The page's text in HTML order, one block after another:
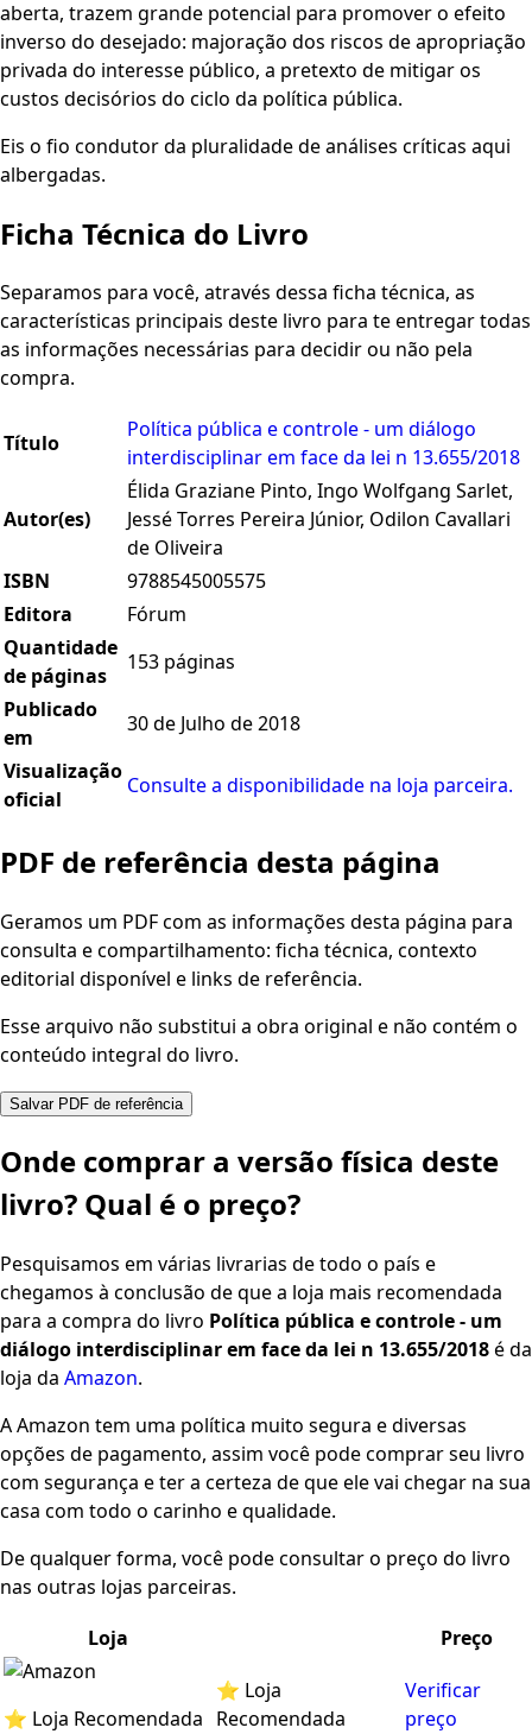
aberta, trazem grande potencial para promover o efeito
inverso do desejado: majoração dos riscos de apropriação
privada do interesse público, a pretexto de mitigar os
custos decisórios do ciclo da política pública.
Eis o fio condutor da pluralidade de análises críticas aqui
albergadas.
Ficha Técnica do Livro
Separamos para você, através dessa ficha técnica, as
características principais deste livro para te entregar todas
as informações necessárias para decidir ou não pela
compra.
Título
Política pública e controle - um diálogo
interdisciplinar em face da lei n 13.655/2018
Autor(es)
Élida Graziane Pinto, Ingo Wolfgang Sarlet,
Jessé Torres Pereira Júnior, Odilon Cavallari
de Oliveira
ISBN
9788545005575
Editora
Fórum
Quantidade
de páginas
153 páginas
Publicado
em
30 de Julho de 2018
Visualização
oficial
Consulte a disponibilidade na loja parceira.
PDF de referência desta página
Geramos um PDF com as informações desta página para
consulta e compartilhamento: ficha técnica, contexto
editorial disponível e links de referência.
Esse arquivo não substitui a obra original e não contém o
conteúdo integral do livro.
Salvar PDF de referência
Onde comprar a versão física deste
livro? Qual é o preço?
Pesquisamos em várias livrarias de todo o país e
chegamos à conclusão de que a loja mais recomendada
para a compra do livro Política pública e controle - um
diálogo interdisciplinar em face da lei n 13.655/2018é da
loja da Amazon.
A Amazon tem uma política muito segura e diversas
opções de pagamento, assim você pode comprar seu livro
com segurança e ter a certeza de que ele vai chegar na sua
casa com todo o carinho e qualidade.
De qualquer forma, você pode consultar o preço do livro
nas outras lojas parceiras.
Loja
Preço
⭐ Loja Recomendada
⭐ Loja
Recomendada
Verificar
preço